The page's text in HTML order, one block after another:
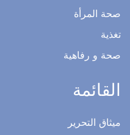
صحة المرأة
تغذية
صحة و رفاهية
القائمة
ميثاق التحرير